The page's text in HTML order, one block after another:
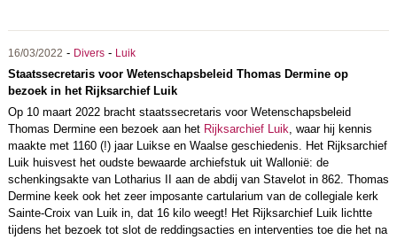
16/03/2022 - Divers- Luik
Staatssecretaris voor Wetenschapsbeleid Thomas Dermine op
bezoek in het Rijksarchief Luik
Op 10 maart 2022 bracht staatssecretaris voor Wetenschapsbeleid
Thomas Dermine een bezoek aan het Rijksarchief Luik , waar hij kennis
maakte met 1160 (!) jaar Luikse en Waalse geschiedenis. Het Rijksarchief
Luik huisvest het oudste bewaarde archiefstuk uit Wallonië: de
schenkingsakte van Lotharius II aan de abdij van Stavelot in 862. Thomas
Dermine keek ook het zeer imposante cartularium van de collegiale kerk
Sainte-Croix van Luik in, dat 16 kilo weegt! Het Rijksarchief Luik lichtte
tijdens het bezoek tot slot de reddingsacties en interventies toe die het na